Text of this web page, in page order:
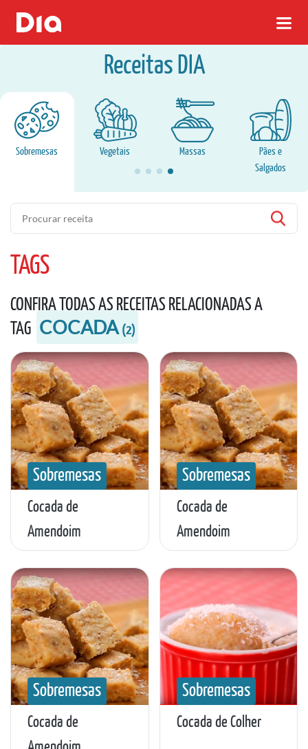
Receitas DIA
Sobremesas Vegetais Massas
Pães e
Salgados
Pesquisa
TAGS
CONFIRA TODAS AS RECEITAS RELACIONADAS A
TAG COCADA (2)
Sobremesas
Cocada de
Amendoim
Sobremesas
Cocada de
Amendoim
Sobremesas
Cocada de
Sobremesas
Cocada de Colher